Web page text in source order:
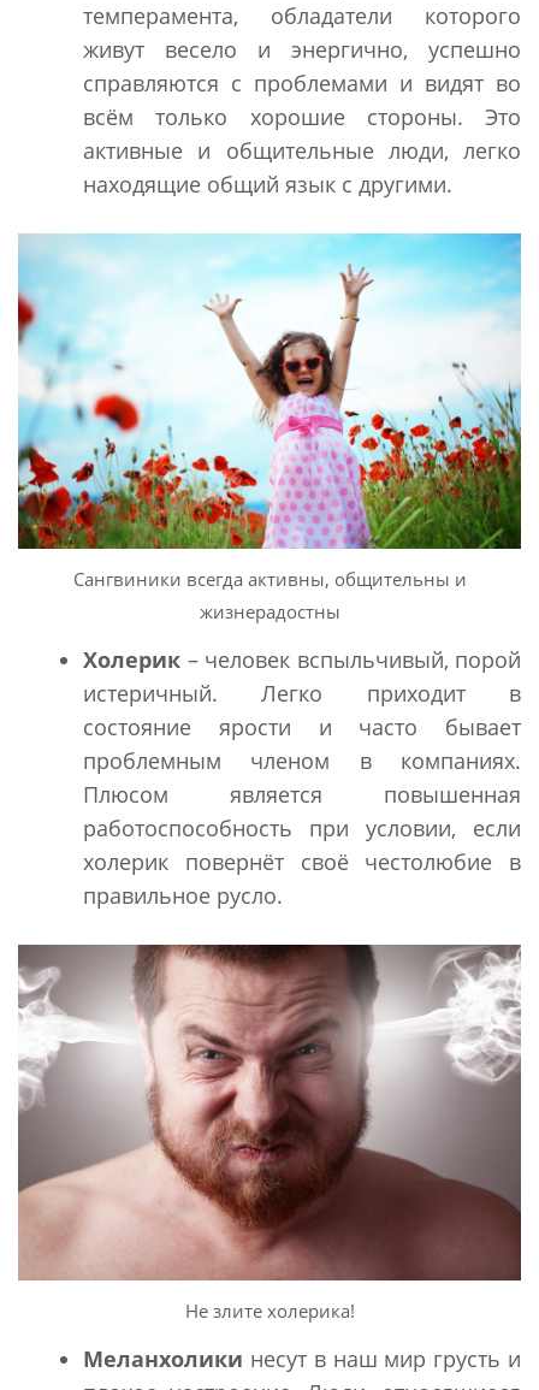
темперамента, обладатели которого
живут весело и энергично, успешно
справляются с проблемами и видят во
всём только хорошие стороны. Это
активные и общительные люди, легко
находящие общий язык с другими.
Сангвиники всегда активны, общительны и
жизнерадостны
Холерик – человек вспыльчивый, порой
истеричный. Легко приходит в
состояние ярости и часто бывает
проблемным членом в компаниях.
Плюсом является повышенная
работоспособность при условии, если
холерик повернёт своё честолюбие в
правильное русло.
Не злите холерика!
Меланхолики несут в наш мир грусть и